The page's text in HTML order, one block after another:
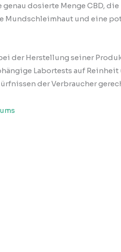
dosierte Menge CBD,
und eine
der Herstellung seiner
Labortests auf
der Verbraucher